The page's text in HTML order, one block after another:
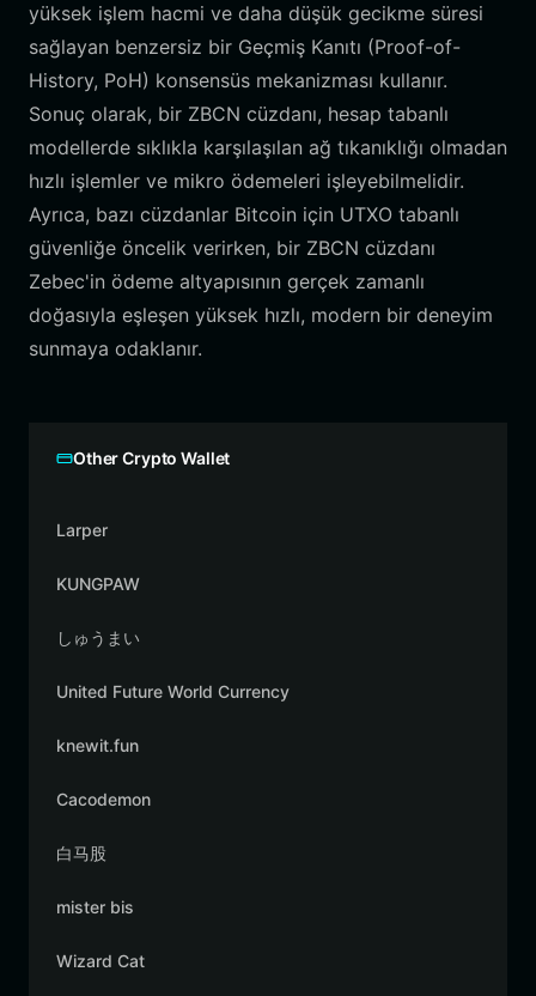
yüksek işlem hacmi ve daha düşük gecikme süresi
sağlayan benzersiz bir Geçmiş Kanıtı (Proof-of-
History, PoH) konsensüs mekanizması kullanır.
Sonuç olarak, bir ZBCN cüzdanı, hesap tabanlı
modellerde sıklıkla karşılaşılan ağ tıkanıklığı olmadan
hızlı işlemler ve mikro ödemeleri işleyebilmelidir.
Ayrıca, bazı cüzdanlar Bitcoin için UTXO tabanlı
güvenliğe öncelik verirken, bir ZBCN cüzdanı
Zebec'in ödeme altyapısının gerçek zamanlı
doğasıyla eşleşen yüksek hızlı, modern bir deneyim
sunmaya odaklanır.
Other Crypto Wallet
Larper
KUNGPAW
しゅうまい
United Future World Currency
knewit.fun
Cacodemon
白马股
mister bis
Wizard Cat